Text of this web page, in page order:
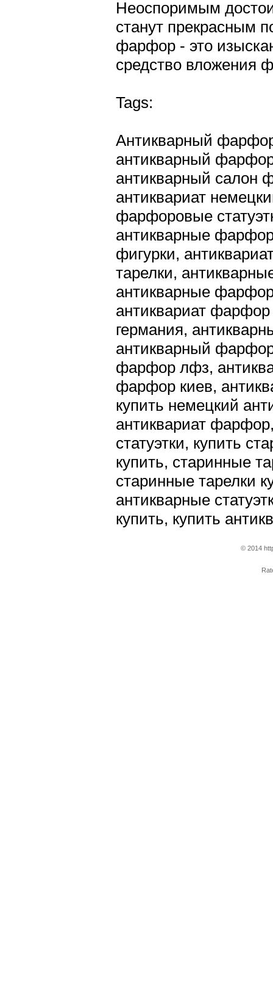
Неоспоримым
станут прекрасным
фарфор - это
средство вложения
Tags:
Антикварный
антикварный
антикварный салон
антиквариат
фарфоровые
антикварные
фигурки,
тарелки,
антикварные
антиквариат
германия,
антикварный
фарфор лфз,
фарфор киев,
купить немецкий
антиквариат
статуэтки, купить
купить, старинные
старинные тарелки
антикварные
купить, купить
© 2014